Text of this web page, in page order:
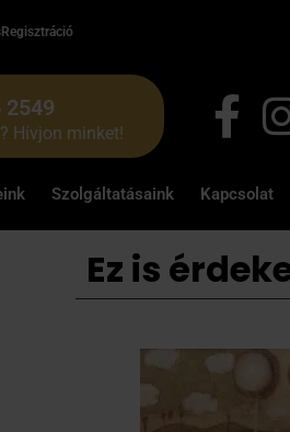
Regisztráció
2549
Hívjon minket!
Szolgáltatásaink Kapcsolat
Ez is